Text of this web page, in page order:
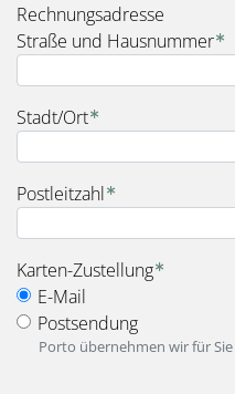
fieldset_for_payment_options
Rechnungsadresse
Straße und Hausnummer
Stadt/Ort
Postleitzahl
fieldset_for_delivery_options
Karten-Zustellung
E-Mail
Postsendung
Porto übernehmen wir für Sie